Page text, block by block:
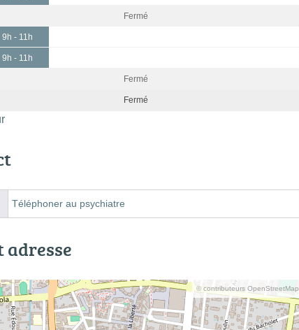
Fermé
9h - 11h
9h - 11h
Fermé
Fermé
Téléphoner au psychiatre
adresse
© contributeurs OpenStreetMap